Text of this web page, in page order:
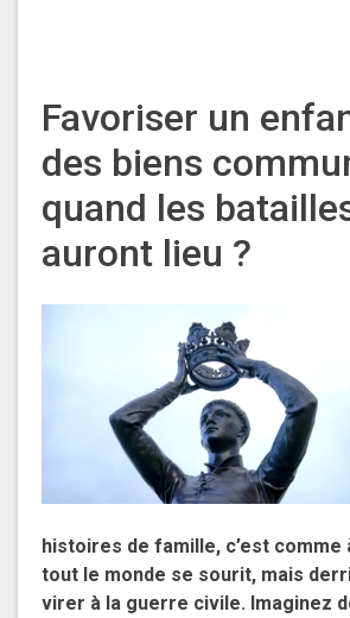
Favoriser un
des biens
quand les
auront lieu ?
histoires de famille, c’est comme
tout le monde se sourit, mais
virer à la guerre civile. Imaginez